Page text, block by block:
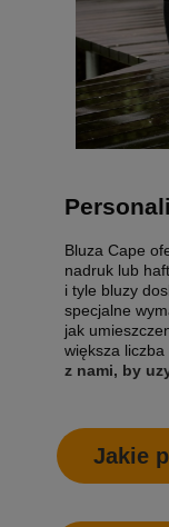
Bluza Cape
nadruk lub
i tyle bluzy
specjalne
jak
większa liczba
z nami, by
Jakie